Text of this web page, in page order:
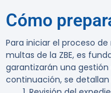
Cómo
Para iniciar el proceso
multas de la ZBE, es
garantizarán una
continuación, se